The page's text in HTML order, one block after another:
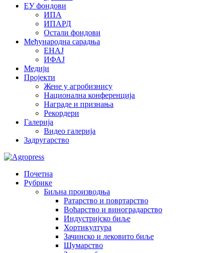
ЕУ фондови
ИПА
ИПАРД
Остали фондови
Међународна сарадња
ЕНАЈ
ИФАЈ
Медији
Пројекти
Жене у агробизнису
Национална конференција
Награде и признања
Рекордери
Галерија
Видео галерија
Задругарство
Почетна
Рубрике
Биљна производња
Ратарство и повртарство
Воћарство и виноградарство
Индустријско биље
Хортикултура
Зачинско и лековито биље
Шумарство